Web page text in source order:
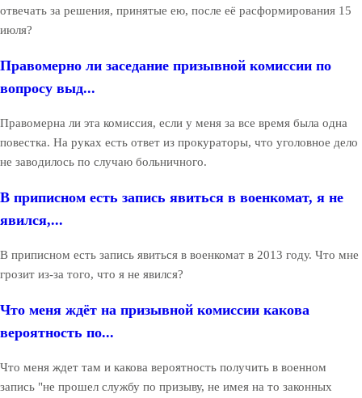
отвечать за решения, принятые ею, после её расформирования 15
июля?
Правомерно ли заседание призывной комиссии по
вопросу выд...
Правомерна ли эта комиссия, если у меня за все время была одна
повестка. На руках есть ответ из прокураторы, что уголовное дело
не заводилось по случаю больничного.
В приписном есть запись явиться в военкомат, я не
явился,...
В приписном есть запись явиться в военкомат в 2013 году. Что мне
грозит из-за того, что я не явился?
Что меня ждёт на призывной комиссии какова
вероятность по...
Что меня ждет там и какова вероятность получить в военном
запись "не прошел службу по призыву, не имея на то законных